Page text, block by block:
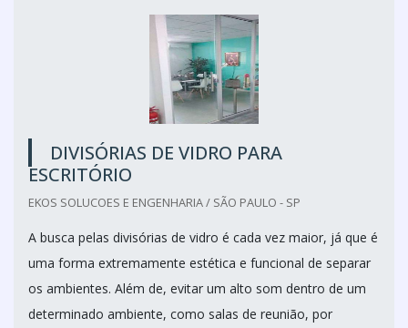
DIVISÓRIAS DE VIDRO PARA
ESCRITÓRIO
EKOS SOLUCOES E ENGENHARIA / SÃO PAULO - SP
A busca pelas divisórias de vidro é cada vez maior, já que é
uma forma extremamente estética e funcional de separar
os ambientes. Além de, evitar um alto som dentro de um
determinado ambiente, como salas de reunião, por